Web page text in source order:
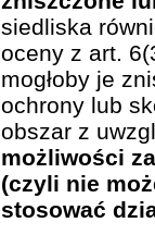
siedliska
oceny z art.
mogłoby je
ochrony lub
obszar z
możliwości
(czyli nie
stosować